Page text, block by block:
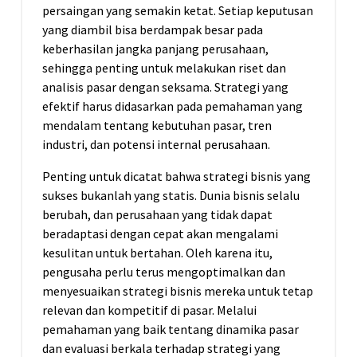
persaingan yang semakin ketat. Setiap keputusan
yang diambil bisa berdampak besar pada
keberhasilan jangka panjang perusahaan,
sehingga penting untuk melakukan riset dan
analisis pasar dengan seksama. Strategi yang
efektif harus didasarkan pada pemahaman yang
mendalam tentang kebutuhan pasar, tren
industri, dan potensi internal perusahaan.
Penting untuk dicatat bahwa strategi bisnis yang
sukses bukanlah yang statis. Dunia bisnis selalu
berubah, dan perusahaan yang tidak dapat
beradaptasi dengan cepat akan mengalami
kesulitan untuk bertahan. Oleh karena itu,
pengusaha perlu terus mengoptimalkan dan
menyesuaikan strategi bisnis mereka untuk tetap
relevan dan kompetitif di pasar. Melalui
pemahaman yang baik tentang dinamika pasar
dan evaluasi berkala terhadap strategi yang